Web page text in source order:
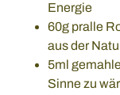
Energie
60g pralle
aus der
5ml
Sinne zu